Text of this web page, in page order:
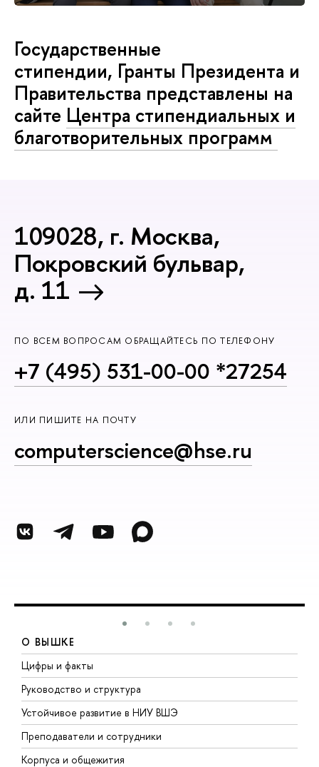
Государственные
стипендии, Гранты Президента и
Правительства представлены на
сайте Центра стипендиальных и
благотворительных программ
109028, г. Москва,
Покровский бульвар,
д. 11
ПО ВСЕМ ВОПРОСАМ ОБРАЩАЙТЕСЬ ПО ТЕЛЕФОНУ
+7 (495) 531-00-00 *27254
ИЛИ ПИШИТЕ НА ПОЧТУ
computerscience@hse.ru
О ВЫШКЕ
Цифры и факты
Руководство и структура
Устойчивое развитие в НИУ ВШЭ
Преподаватели и сотрудники
Корпуса и общежития